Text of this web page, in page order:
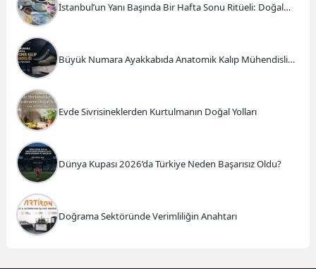
İstanbul’un Yanı Başında Bir Hafta Sonu Ritüeli: Doğal
Büyük Numara Ayakkabıda Anatomik Kalıp Mühendisliği
Evde Sivrisineklerden Kurtulmanın Doğal Yolları
Dünya Kupası 2026’da Türkiye Neden Başarısız Oldu?
Doğrama Sektöründe Verimliliğin Anahtarı